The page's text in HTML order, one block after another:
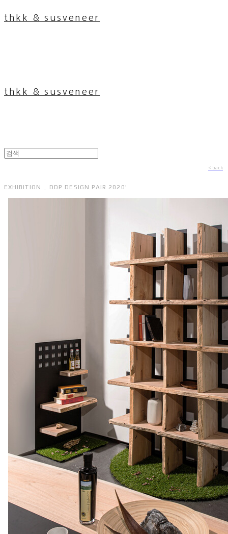
thkk & susveneer
thkk & susveneer
< back
EXHIBITION _ DDP DESIGN PAIR 2020'